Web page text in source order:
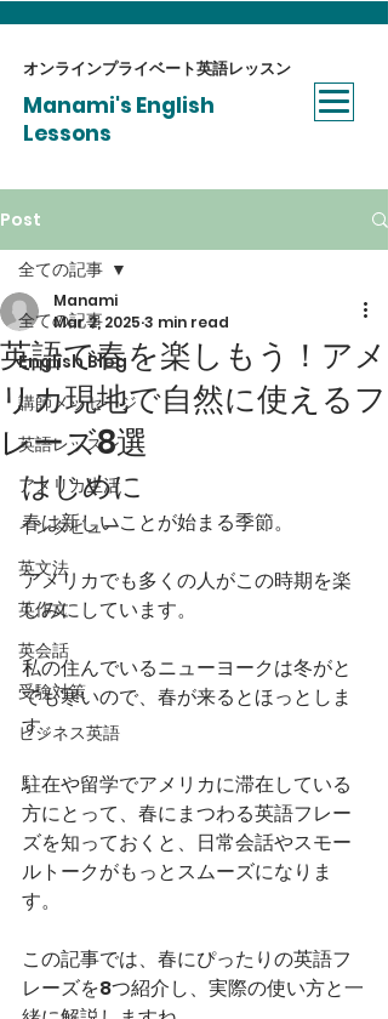
オンラインプライベート​英語レッスン
Manami's English
Lessons
Post
全ての記事
English Blog
講師メッセージ
英語レッスン
アメリカ生活
インタビュー
英文法
英作文
英会話
受験対策
ビジネス英語
全ての記事
英語で春を楽しもう！アメ
リカ現地で自然に使えるフ
レーズ8選
Manami
Mar 2, 2025 3 min read
はじめに
春は新しいことが始まる季節。
アメリカでも多くの人がこの時期を楽
しみにしています。
私の住んでいるニューヨークは冬がと
ても寒いので、春が来るとほっとしま
す。
駐在や留学でアメリカに滞在している
方にとって、春にまつわる英語フレー
ズを知っておくと、日常会話やスモー
ルトークがもっとスムーズになりま
す。
この記事では、春にぴったりの英語フ
レーズを8つ紹介し、実際の使い方と一